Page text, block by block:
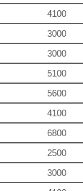
4100
3000
3000
5100
5600
4100
6800
2500
3000